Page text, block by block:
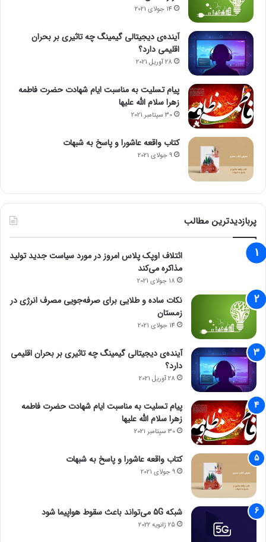
14 جولای 2021
آینده‌ی دیجیتالی گیمینگ چه تاثیری بر بحران
اقلیمی دارد؟
28 آوریل 2021
پیام تسلیت به مناسبت ایام شهادت حضرت فاطمه
زهرا سلام الله علیها
30 سپتامبر 2021
کتاب واقعه عاشورا و پاسخ به شبهات
9 جولای 2021
پربازدیدترین مطالب
ائتلاف اوپک پلاس امروز در مورد سیاست جدید تولید
مذاکره می‌کند
18 جولای 2021
نکات ساده و طلایی برای صرفه‌جویی مصرف انرژی در
زمستان
14 جولای 2021
آینده‌ی دیجیتالی گیمینگ چه تاثیری بر بحران اقلیمی
دارد؟
28 آوریل 2021
پیام تسلیت به مناسبت ایام شهادت حضرت فاطمه
زهرا سلام الله علیها
30 سپتامبر 2021
کتاب واقعه عاشورا و پاسخ به شبهات
9 جولای 2021
شبکه 5G می‌تواند باعث سقوط هواپیما شود
25 ژانویه 2022